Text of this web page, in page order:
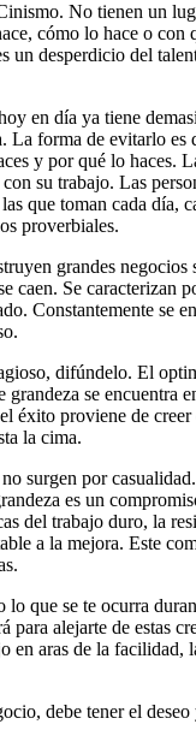
No tienen un
cómo lo hace o con
un desperdicio del
en día ya tiene
La forma de evitarlo es
y por qué lo haces.
su trabajo. Las
que toman cada día,
proverbiales.
grandes negocios
caen. Se caracterizan
Constantemente se
difúndelo. El
se encuentra
éxito proviene de
la cima.
surgen por
es un
del trabajo duro, la
a la mejora. Este
lo que se te ocurra
para alejarte de estas
en aras de la facilidad,
debe tener el